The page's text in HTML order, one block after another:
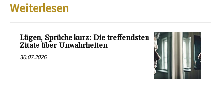
Weiterlesen
Lügen, Sprüche kurz: Die treffendsten
Zitate über Unwahrheiten
30.07.2026